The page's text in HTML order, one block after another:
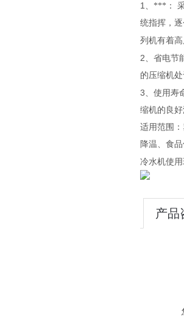
1 、***：
统指挥，
列机有着
2、省电节
的压缩机
3、使用寿
缩机的良
适用范围
降温、食
冷水机使
产品